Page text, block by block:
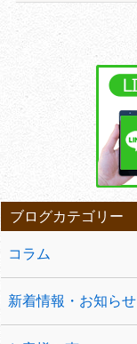
ブログカテゴリー
コラム
新着情報・お知らせ